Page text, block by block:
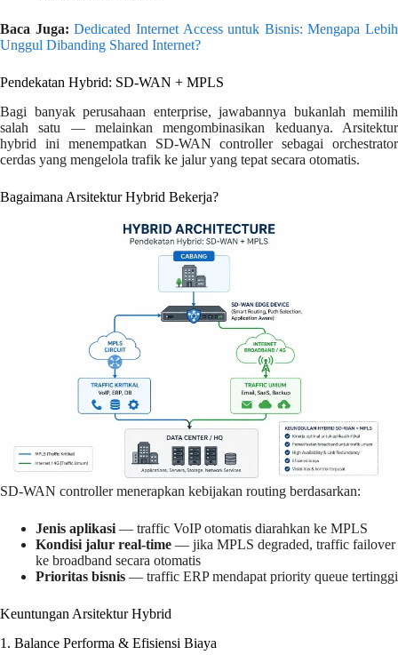
Baca Juga: Dedicated Internet Access untuk Bisnis: Mengapa Lebih
Unggul Dibanding Shared Internet?
Pendekatan Hybrid: SD-WAN + MPLS
Bagi banyak perusahaan enterprise, jawabannya bukanlah memilih
salah satu — melainkan mengombinasikan keduanya. Arsitektur
hybrid ini menempatkan SD-WAN controller sebagai orchestrator
cerdas yang mengelola trafik ke jalur yang tepat secara otomatis.
Bagaimana Arsitektur Hybrid Bekerja?
SD-WAN controller menerapkan kebijakan routing berdasarkan:
Jenis aplikasi — traffic VoIP otomatis diarahkan ke MPLS
Kondisi jalur real-time — jika MPLS degraded, traffic failover
ke broadband secara otomatis
Prioritas bisnis — traffic ERP mendapat priority queue tertinggi
Keuntungan Arsitektur Hybrid
1. Balance Performa & Efisiensi Biaya